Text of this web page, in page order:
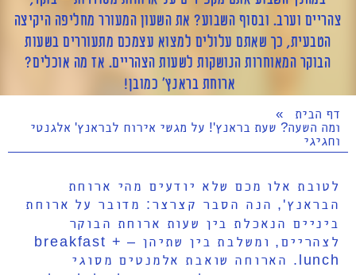
צהריים וערב. ובסוף השבוע? את השעון המעורר מחליפה היקיצה
הטבעית, כך שאתם עלולים למצוא עצמכם מתעוררים בשעות
הבוקר המאוחרות הנושקות לשעות הצהריים. אז מה אוכלים?
ארוחת בראנץ' כמובן!
דף הבית
»
ומה השעה? שעת בראנץ'! על מגשי אירוח לבראנץ' אלגנטי
וחגיגי
לטובת אלו מכם שלא יודעים מהי ארוחת
הבראנץ', הנה הסבר קצרצר: מדובר על ארוחת
ביניים הנאכלת בין שעות ארוחת הבוקר
לצהריים, ומשלבת בין שתיהן – breakfast +
lunch. הארוחה שואבת אלמנטים מסוגי